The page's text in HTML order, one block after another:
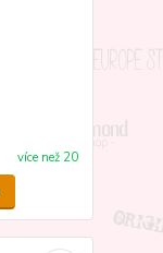
více než 20